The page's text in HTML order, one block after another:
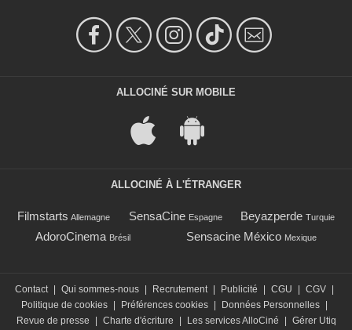
ALLOCINÉ SUR MOBILE
ALLOCINÉ À L'ÉTRANGER
Filmstarts Allemagne SensaCine Espagne Beyazperde Turquie
AdoroCinema Brésil Sensacine México Mexique
Contact | Qui sommes-nous | Recrutement | Publicité | CGU | CGV |
Politique de cookies | Préférences cookies | Données Personnelles |
Revue de presse
| Charte d'écriture | Les services AlloCiné | Gérer Utiq